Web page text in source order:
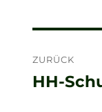
ZURÜCK
Vorheriger
HH-